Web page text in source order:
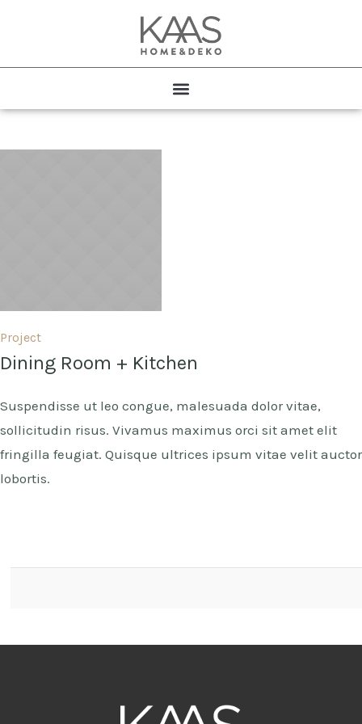
Project
Dining Room + Kitchen
Suspendisse ut leo congue, malesuada dolor vitae,
sollicitudin risus. Vivamus maximus orci sit amet elit
fringilla feugiat. Quisque ultrices ipsum vitae velit auctor
lobortis.